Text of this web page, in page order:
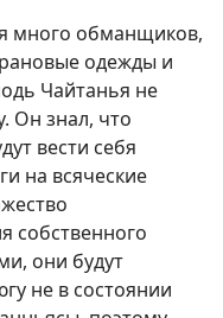
много обманщиков,
одежды и
Чайтанья не
Он знал, что
вести себя
на всяческие
собственного
они будут
не в состоянии